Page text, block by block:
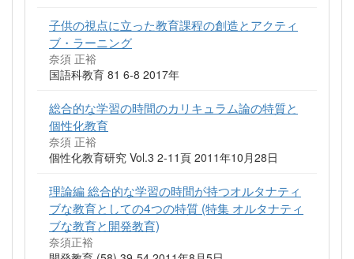
子供の視点に立った教育課程の創造とアクティ
ブ・ラーニング
奈須 正裕
国語科教育 81 6-8 2017年
総合的な学習の時間のカリキュラム論の特質と
個性化教育
奈須 正裕
個性化教育研究 Vol.3 2-11頁 2011年10月28日
理論編 総合的な学習の時間が持つオルタナティ
ブな教育としての4つの特質 (特集 オルタナティ
ブな教育と開発教育)
奈須正裕